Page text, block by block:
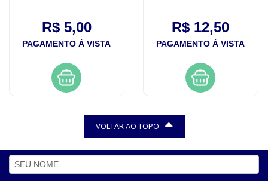
R$ 5,00
PAGAMENTO À VISTA
R$ 12,50
PAGAMENTO À VISTA
VOLTAR AO TOPO